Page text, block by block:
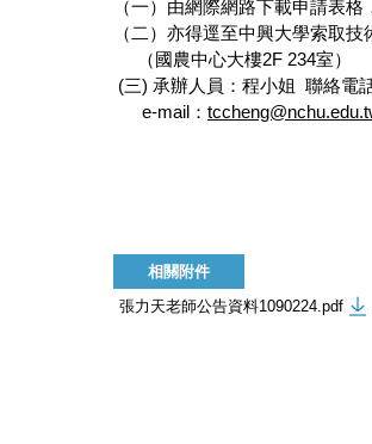
（一）由網際網路下載申請表
（二）亦得逕至中興大學索取
（國農中心大樓2F 234室）
(三) 承辦人員：程小姐 聯絡電
e-mail：
相關附件
張力天老師公告資料1090224.pdf